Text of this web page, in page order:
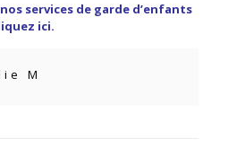
services de garde d’enfants
ici.
M